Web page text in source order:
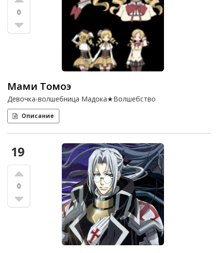
0
Мами Томоэ
Девочка-волшебница Мадока★Волшебство
Описание
19
0